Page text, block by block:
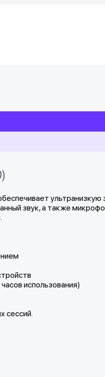
звук, а также
использования)
сессий.